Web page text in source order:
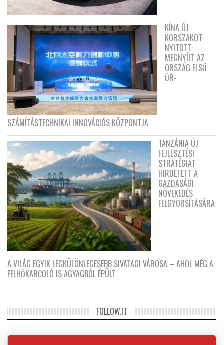
KÍNA ÚJ
KORSZAKOT
NYITOTT:
MEGNYÍLT AZ
ORSZÁG ELSŐ
ŰR-
SZÁMÍTÁSTECHNIKAI INNOVÁCIÓS KÖZPONTJA
TANZÁNIA ÚJ
FEJLESZTÉSI
STRATÉGIÁT
HIRDETETT A
GAZDASÁGI
NÖVEKEDÉS
FELGYORSÍTÁSÁRA
A VILÁG EGYIK LEGKÜLÖNLEGESEBB SIVATAGI VÁROSA – AHOL MÉG A
FELHŐKARCOLÓ IS AGYAGBÓL ÉPÜLT
FOLLOW.IT